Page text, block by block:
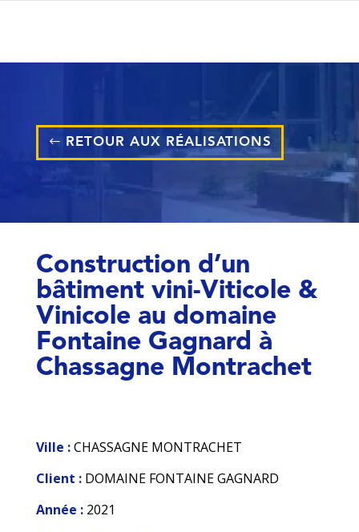
RETOUR AUX RÉALISATIONS
Construction d’un
bâtiment vini-Viticole &
Vinicole au domaine
Fontaine Gagnard à
Chassagne Montrachet
Ville :CHASSAGNE MONTRACHET
Client : DOMAINE FONTAINE GAGNARD
Année : 2021